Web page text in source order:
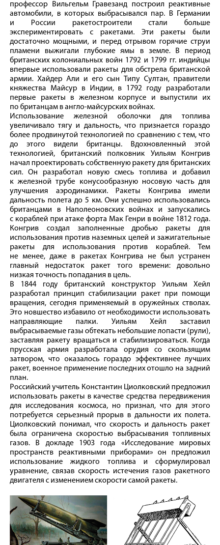
профессор Вильгельм Гравезанд построил реактивные
автомобили, в которых выбрасывался пар. В Германии
и России ракетостроители стали больше
экспериментировать с ракетами. Эти ракеты были
достаточно мощными, и перед отрывом горячие струи
пламени выжигали глубокие ямы в земле. В период
британских колониальных войн 1792 и 1799 гг. индийцы
впервые использовали ракеты для обстрела британской
армии. Хайдер Али и его сын Типу Султан, правители
княжества Майсур в Индии, в 1792 году разработали
первые ракеты в железном корпусе и выпустили их
по британцам в англо-майсурских войнах.
Использование железной оболочки для топлива
увеличивало тягу и дальность, что признается гораздо
более продвинутой технологией по сравнению с тем, что
до этого видели британцы. Вдохновленный этой
технологией, британский полковник Уильям Конгрив
начал проектировать собственную ракету для британских
сил. Он разработал новую смесь топлива и добавил
к железной трубе конусообразную носовую часть для
улучшения аэродинамики. Ракеты Конгрива имели
дальность полета до 5 км. Они успешно использовались
британцами в Наполеоновских войнах и запускались
с кораблей при атаке форта Мак Генри в войне 1812 года.
Конгрив создал заполненные дробью ракеты для
использования против наземных целей и зажигательные
ракеты для использования против кораблей. Тем
не менее, даже в ракетах Конгрива не был устранен
главный недостаток ракет того времени: довольно
низкая точность попадания в цель.
В 1844 году британский конструктор Уильям Хейл
разработал принцип стабилизации ракет при помощи
вращения, сегодня применяемый в оружейных стволах.
Это новшество избавило от необходимости использовать
направляющие палки. Уильям Хейл заставил
выбрасываемые газы обтекать небольшие лопасти (рули),
заставляя ракету вращаться и стабилизироваться. Когда
прусская армия разработала орудия со скользящим
затвором, что оказалось гораздо эффективнее лучших
ракет, военное применение последних отошло на задний
план.
Российский учитель Константин Циолковский предложил
использовать ракеты в качестве средства передвижения
для исследования космоса, но признал, что для этого
потребуется серьезный прорыв в дальности их полета.
Циолковский понимал, что скорость и дальность ракет
была ограничена скоростью выбрасывания топливных
газов. В докладе 1903 года «Исследование мировых
пространств реактивными приборами» он предложил
использование жидкого топлива и сформулировал
уравнение, связав скорость истечения газов ракетного
двигателя с изменением скорости самой ракеты.